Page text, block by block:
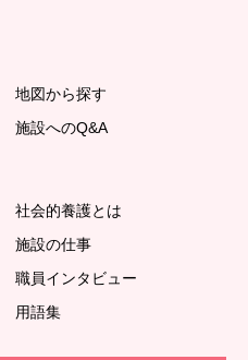
地図から探す
施設へのQ&A
社会的養護とは
施設の仕事
職員インタビュー
用語集